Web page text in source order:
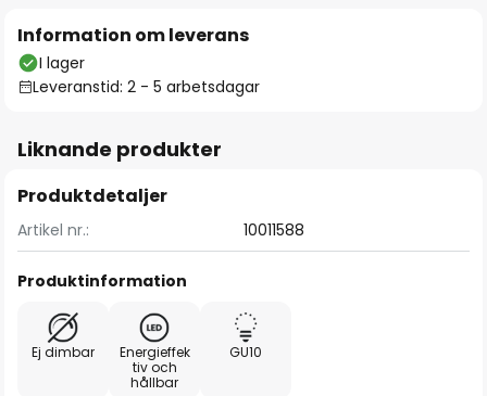
Information om leverans
I lager
Leveranstid: 2 - 5 arbetsdagar
Liknande produkter
Produktdetaljer
Artikel nr.: 10011588
Produktinformation
Ej dimbar
Energieffek
tiv och
hållbar
GU10